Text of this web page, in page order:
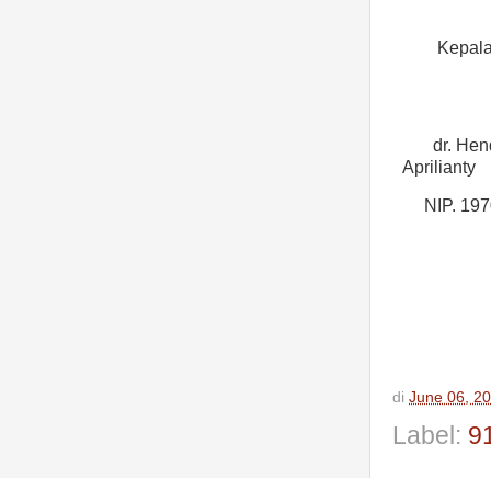
dr.
Aprilianty
NIP.
di June 06,
Label: